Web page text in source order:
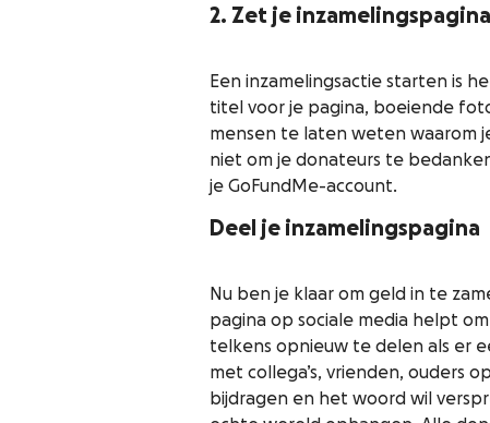
2. Zet je
Een inzamelingsactie starten is
titel voor je pagina, boeiende
mensen te laten weten waarom
niet om je donateurs te
je GoFundMe-account.
Deel je inzamelingspagina
Nu ben je klaar om geld in te
pagina op sociale media helpt
telkens opnieuw te delen als er
met collega’s, vrienden, ouders
bijdragen en het woord wil